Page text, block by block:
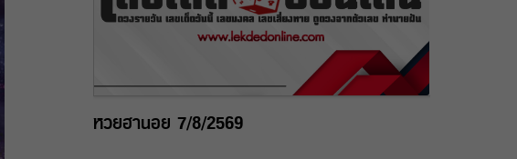
หวยฮานอย 7/8/2569